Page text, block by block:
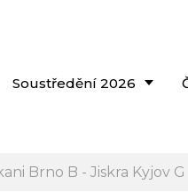
Soustředění 2026
Brno B - Jiskra Kyjov G